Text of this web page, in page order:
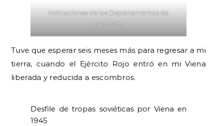
Indicaciones de los Departamentos de
Auschvitz
Tuve que esperar seis meses más para regresar a mi
tierra, cuando el Ejército Rojo entró en mi Viena
liberada y reducida a escombros.
Desfile de tropas soviéticas por Viena en
1945